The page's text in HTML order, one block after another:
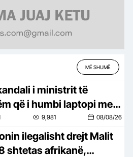
MË SHUMË
i ministrit të
që i humbi laptopi me
sekrete të NATO-s në
shtatzënia e Belinda…
9,981 08/08/26
ilegalisht drejt Malit
shtetas afrikanë,